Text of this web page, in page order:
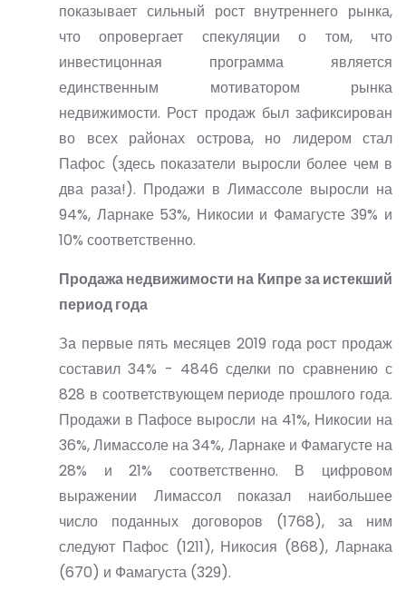
показывает сильный рост внутреннего рынка,
что опровергает спекуляции о том, что
инвестицонная программа является
единственным мотиватором рынка
недвижимости. Рост продаж был зафиксирован
во всех районах острова, но лидером стал
Пафос (здесь показатели выросли более чем в
два раза!). Продажи в Лимассоле выросли на
94%, Ларнаке 53%, Никосии и Фамагусте 39% и
10% соответственно.
Продажа недвижимости на Кипре за истекший
период года
За первые пять месяцев 2019 года рост продаж
составил 34% - 4846 сделки по сравнению с
828 в соответствующем периоде прошлого года.
Продажи в Пафосе выросли на 41%, Никосии на
36%, Лимассоле на 34%, Ларнаке и Фамагусте на
28% и 21% соответственно. В цифровом
выражении Лимассол показал наибольшее
число поданных договоров (1768), за ним
следуют Пафос (1211), Никосия (868), Ларнака
(670) и Фамагуста (329).